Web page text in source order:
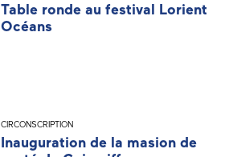
Table ronde au festival Lorient
Océans
CIRCONSCRIPTION
Inauguration de la masion de